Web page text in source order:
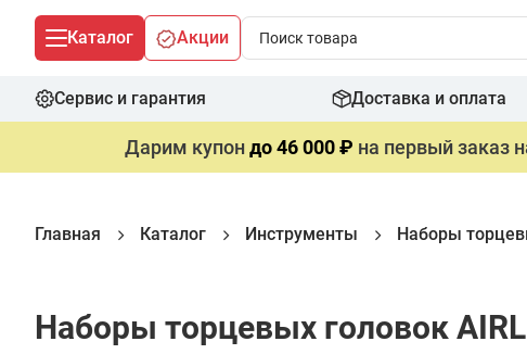
Каталог Акции
Сервис и гарантия Доставка и оплата
Дарим купондо 46 000 ₽ на первый заказ
Главная Каталог Инструменты Наборы
Наборы торцевых головок